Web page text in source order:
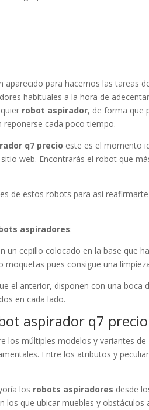
aparecido para hacernos las tareas
habituales a la hora de
robot aspirador, de forma que
reponerse cada poco tiempo.
q7 precio este es el momento
web. Encontrarás el robot que
de estos robots para así
aspiradores:
un cepillo colocado en la base que
moquetas pues consigue una
el anterior, disponen con una boca
en cada lado.
aspirador q7 precio
los múltiples modelos y variantes de
Entre los atributos y
los robots aspiradores desde
los que ubicar muebles y